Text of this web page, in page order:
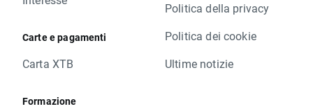
Carte e pagamenti
Carta XTB
Formazione
Politica della privacy
Politica dei cookie
Ultime notizie